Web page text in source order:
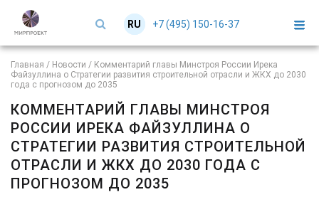
EN
RU +7 (495) 150-16-37
Главная / Новости / Комментарий главы Минстроя России Ирека
Файзуллина о Стратегии развития строительной отрасли и ЖКХ до 2030
года с прогнозом до 2035
КОММЕНТАРИЙ ГЛАВЫ МИНСТРОЯ
РОССИИ ИРЕКА ФАЙЗУЛЛИНА О
СТРАТЕГИИ РАЗВИТИЯ СТРОИТЕЛЬНОЙ
ОТРАСЛИ И ЖКХ ДО 2030 ГОДА С
ПРОГНОЗОМ ДО 2035